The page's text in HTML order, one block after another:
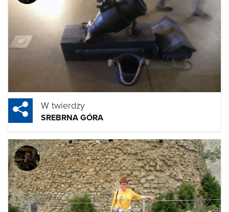
W twierdzy
SREBRNA GÓRA